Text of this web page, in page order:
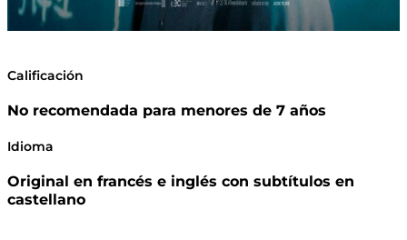
Calificación
No recomendada para menores de 7 años
Idioma
Original en francés e inglés con subtítulos en
castellano